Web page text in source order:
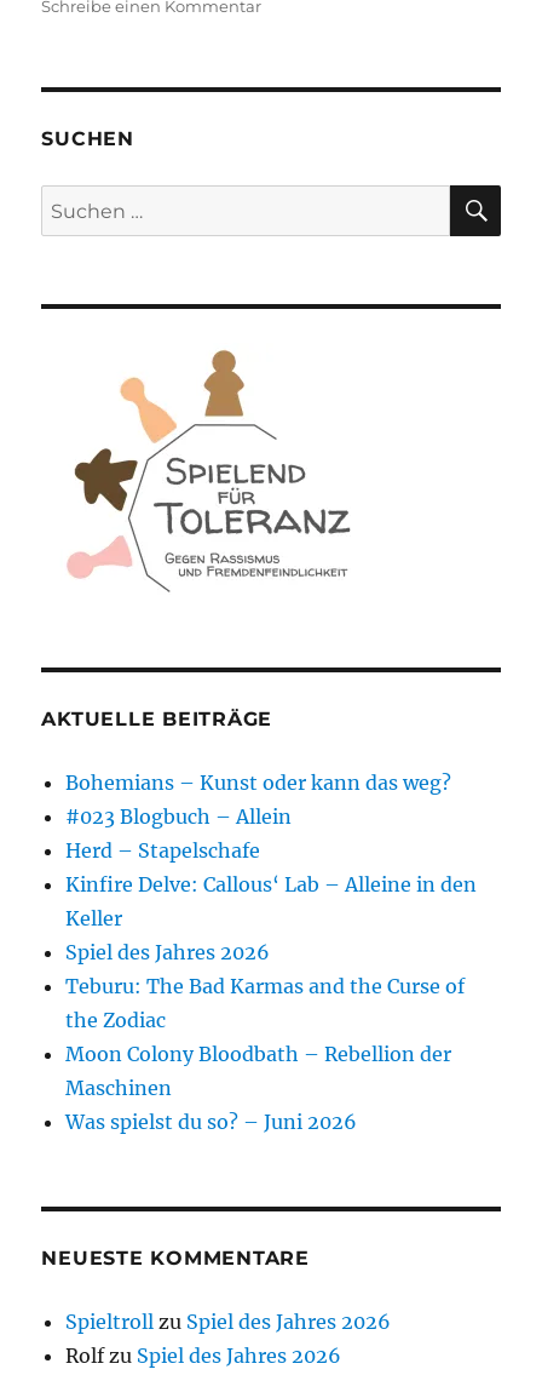
Schreibe einen Kommentarzu
Punktesalat
SUCHEN
Suchen
nach:
AKTUELLE BEITRÄGE
Bohemians – Kunst oder kann das weg?
#023 Blogbuch – Allein
Herd – Stapelschafe
Kinfire Delve: Callous‘ Lab – Alleine in den
Keller
Spiel des Jahres 2026
Teburu: The Bad Karmas and the Curse of
the Zodiac
Moon Colony Bloodbath – Rebellion der
Maschinen
Was spielst du so? – Juni 2026
NEUESTE KOMMENTARE
Spieltroll zu Spiel des Jahres 2026
Rolfzu Spiel des Jahres 2026